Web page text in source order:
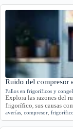
Ruido del compresor
Fallos en frigoríficos y
Explora las razones del
frigorífico, sus causas
averías compresor frigorífico